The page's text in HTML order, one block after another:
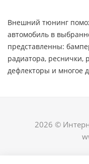
Внешний тюнинг
автомобиль в
представленны:
радиатора, реснички,
дефлекторы и многое
2026 ©